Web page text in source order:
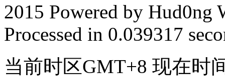
2015 Powered by Hud0ng
Processed in 0.039317
当前时区GMT+8 现在时